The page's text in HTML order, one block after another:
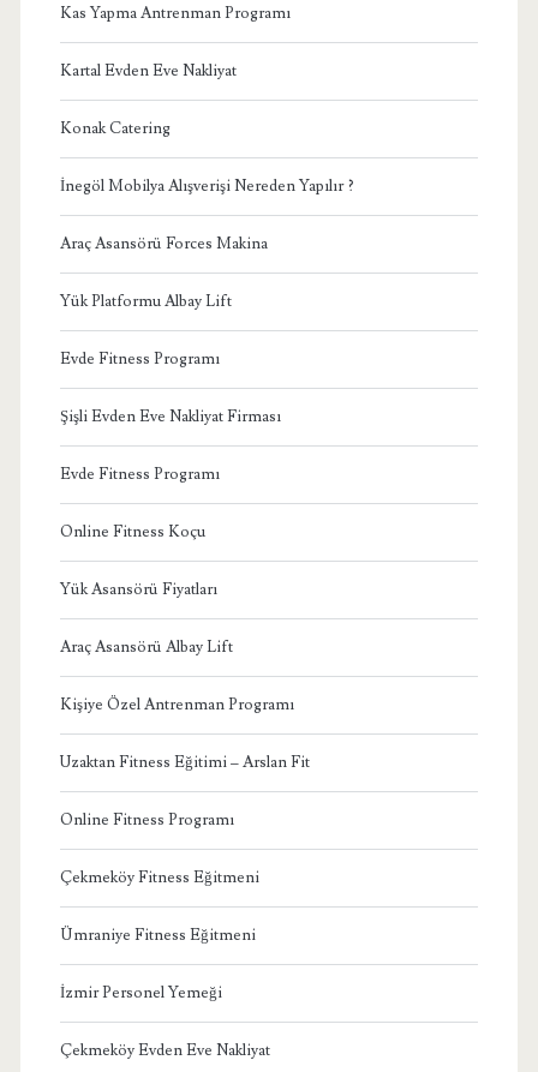
Kas Yapma Antrenman Programı
Kartal Evden Eve Nakliyat
Konak Catering
İnegöl Mobilya Alışverişi Nereden Yapılır ?
Araç Asansörü Forces Makina
Yük Platformu Albay Lift
Evde Fitness Programı
Şişli Evden Eve Nakliyat Firması
Evde Fitness Programı
Online Fitness Koçu
Yük Asansörü Fiyatları
Araç Asansörü Albay Lift
Kişiye Özel Antrenman Programı
Uzaktan Fitness Eğitimi – Arslan Fit
Online Fitness Programı
Çekmeköy Fitness Eğitmeni
Ümraniye Fitness Eğitmeni
İzmir Personel Yemeği
Çekmeköy Evden Eve Nakliyat